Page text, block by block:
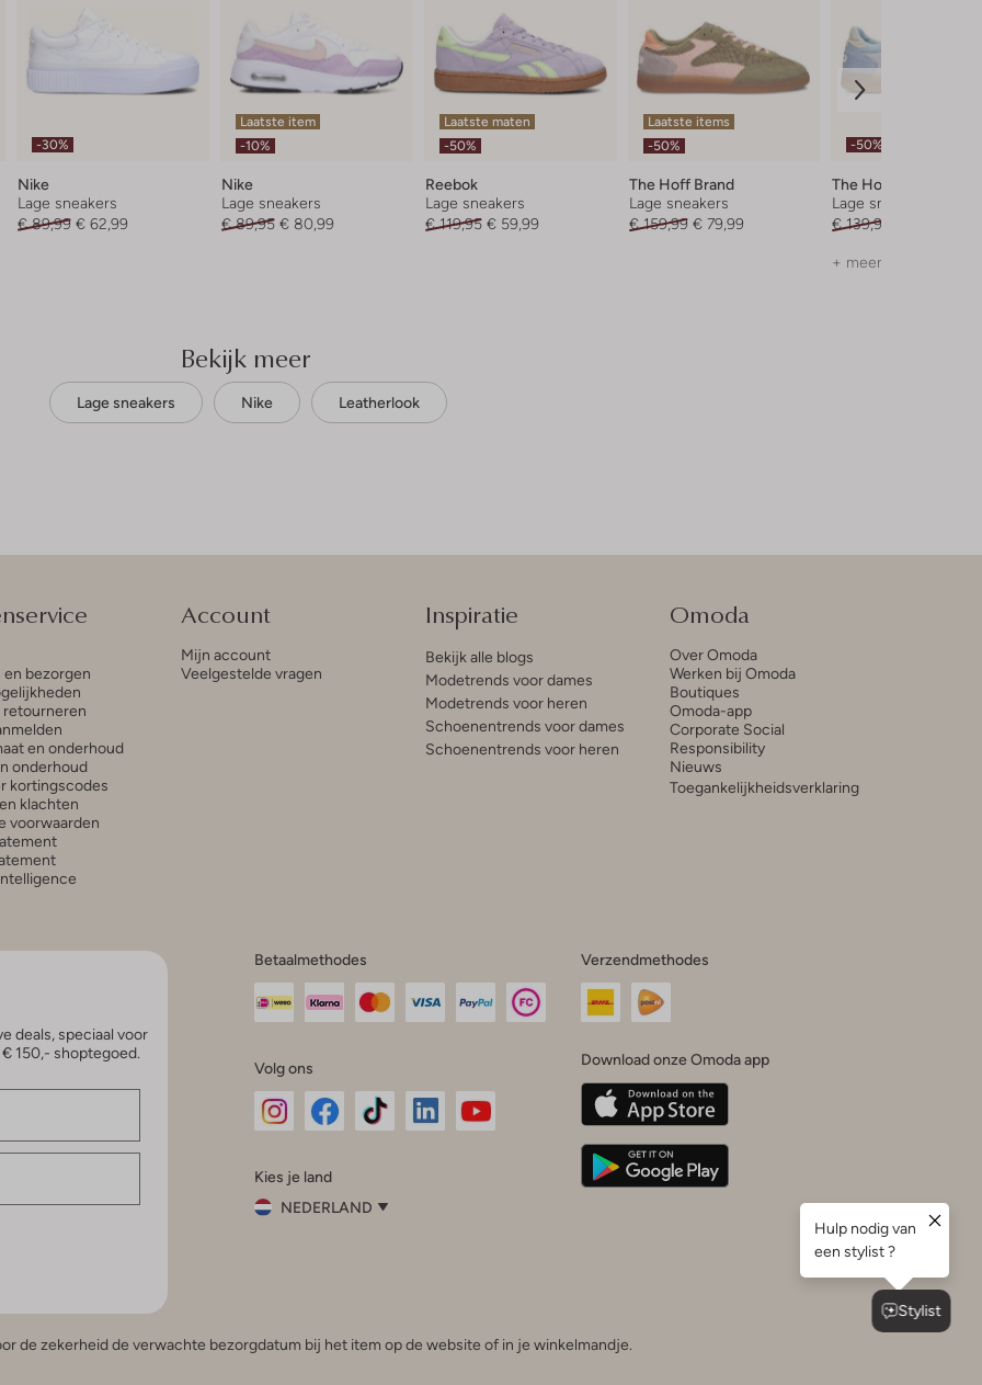
-30%
Nike
Lage sneakers
€ 89,99 € 62,99
Laatste item
-10%
Nike
Lage sneakers
€ 89,95 € 80,99
Laatste maten
-50%
Reebok
Lage sneakers
€ 119,95 € 59,99
Laatste items
-50%
The Hoff Brand
Lage sneakers
€ 159,99 € 79,99
-50%
The Hoff Brand
Lage sneakers
€ 139,99
+ meer kleuren
Bekijk meer
Lage sneakers Nike Leatherlook
en bezorgen
retourneren
en onderhoud
onderhoud
kortingscodes
klachten
voorwaarden
Account
Mijn account
Veelgestelde vragen
Inspiratie
Bekijk alle blogs
Modetrends voor dames
Modetrends voor heren
Schoenentrends voor dames
Schoenentrends voor heren
Omoda
Over Omoda
Werken bij Omoda
Boutiques
Omoda-app
Corporate Social
Responsibility
Nieuws
Toegankelijkheidsverklaring
deals, speciaal voor
150,- shoptegoed.
Betaalmethodes
Volg ons
InstagramFacebook
Kies je land
NEDERLAND
België (Nederlands)
Verzendmethodes
Download onze Omoda app
de zekerheid de verwachte bezorgdatum bij het item op de website of in je winkelmandje.